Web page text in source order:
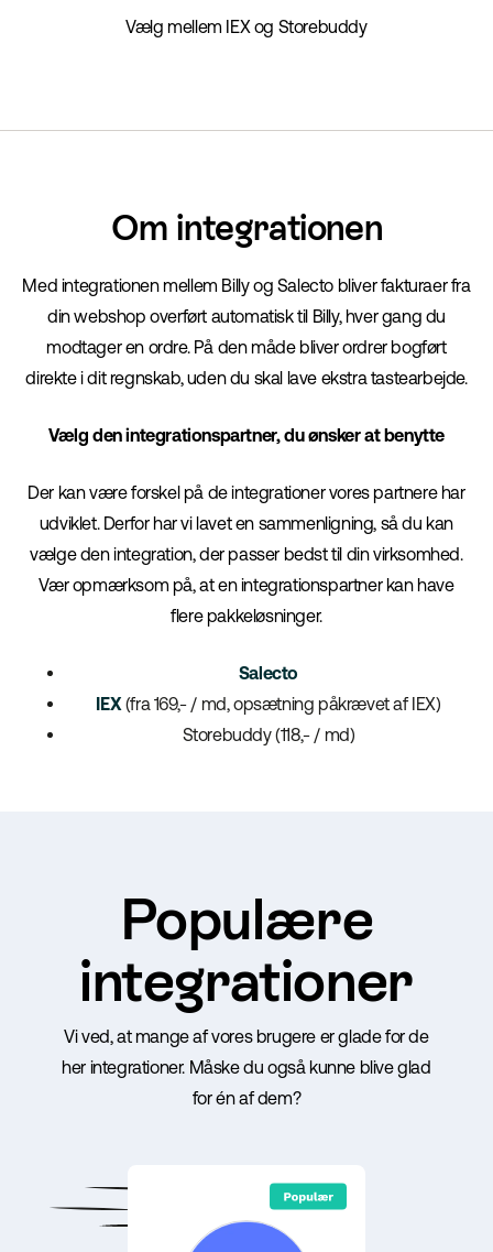
Vælg mellem IEX og Storebuddy
Om integrationen
Med integrationen mellem Billy og Salecto bliver fakturaer fra
din webshop overført automatisk til Billy, hver gang du
modtager en ordre. På den måde bliver ordrer bogført
direkte i dit regnskab, uden du skal lave ekstra tastearbejde.
Vælg den integrationspartner, du ønsker at benytte
Der kan være forskel på de integrationer vores partnere har
udviklet. Derfor har vi lavet en sammenligning, så du kan
vælge den integration, der passer bedst til din virksomhed.
Vær opmærksom på, at en integrationspartner kan have
flere pakkeløsninger.
Salecto
IEX (fra 169,- / md, opsætning påkrævet af IEX)
Storebuddy (118,- / md)
Populære
integrationer
Vi ved, at mange af vores brugere er glade for de
her integrationer. Måske du også kunne blive glad
for én af dem?